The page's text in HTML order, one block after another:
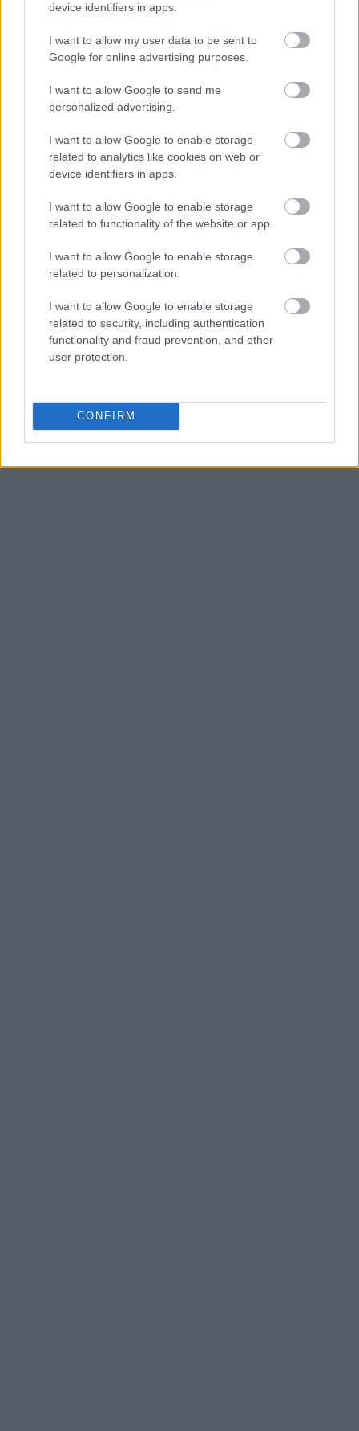
device identifiers in apps.
I want to allow my user data to be sent to
Google for online advertising purposes.
I want to allow Google to send me
personalized advertising.
I want to allow Google to enable storage
related to analytics like cookies on web or
device identifiers in apps.
I want to allow Google to enable storage
related to functionality of the website or app.
I want to allow Google to enable storage
related to personalization.
I want to allow Google to enable storage
related to security, including authentication
functionality and fraud prevention, and other
user protection.
CONFIRM